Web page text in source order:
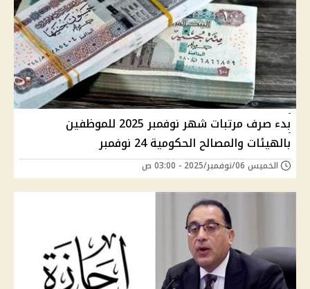
بدء صرف مرتبات شهر نوفمبر 2025 للموظفين
بالهيئات والمصالح الحكومية 24 نوفمبر
الخميس 06/نوفمبر/2025 - 03:00 ص